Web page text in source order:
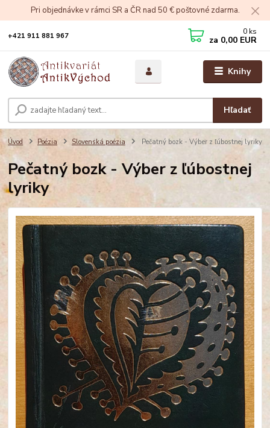
Pri objednávke v rámci SR a ČR nad 50 € poštovné zdarma.
Knihy
Hľadať
+421 911 881 967 0 ks
za 0,00 EUR
Úvod Poézia Slovenská poézia Pečatný bozk - Výber z ľúbostnej lyriky
Pečatný bozk - Výber z ľúbostnej
lyriky